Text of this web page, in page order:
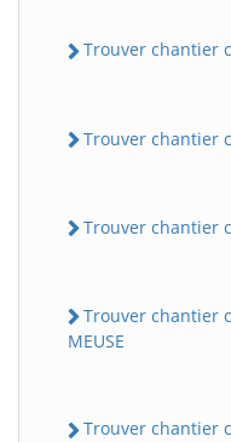
Trouver chantier
Trouver chantier
Trouver chantier
Trouver chantier
MEUSE
Trouver chantier